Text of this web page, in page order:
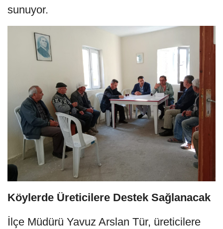
sunuyor.
Köylerde Üreticilere Destek Sağlanacak
İlçe Müdürü Yavuz Arslan Tür, üreticilere